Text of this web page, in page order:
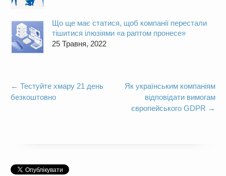
Що ще має статися, щоб компанії перестали
тішитися ілюзіями «а раптом пронесе»
25 Травня, 2022
← Тестуйте хмару 21 день
безкоштовно
Як українським компаніям
відповідати вимогам
європейського GDPR →